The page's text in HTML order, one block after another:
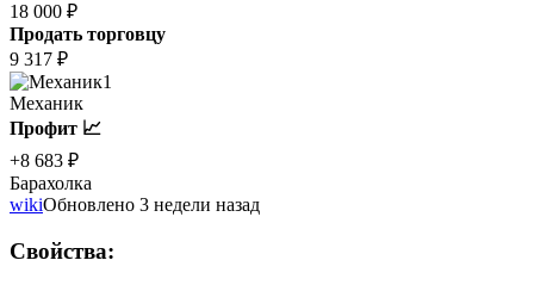
18 000 ₽
Продать торговцу
9 317 ₽
1
Механик
Профит 📈
+8 683 ₽
Барахолка
wikiОбновлено 3 недели назад
Свойства: